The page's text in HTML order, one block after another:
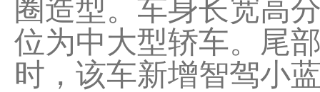
圈造型。车身长宽高
位为中大型轿车。尾
时，该车新增智驾小